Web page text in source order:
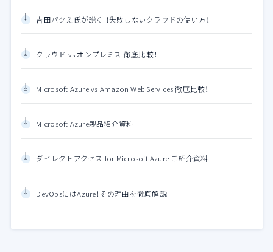
吉田パクえ氏が説く ！失敗しないクラウドの使い方！
クラウド vs オンプレミス 徹底比較！
Microsoft Azure vs Amazon Web Services 徹底比較！
Microsoft Azure製品紹介資料
ダイレクトアクセス for Microsoft Azure ご紹介資料
DevOpsにはAzure！その理由を徹底解説